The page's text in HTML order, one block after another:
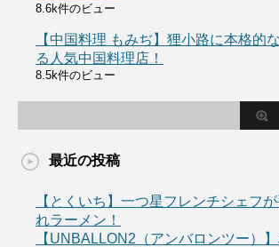
8.6k件のビュー
【中国料理 もみぢ】狸小路に本格的
る人気中国料理店！
8.5k件のビュー
最近の投稿
【とくいち】一つ星フレンチシェフ
れラーメン！
【UNBALLON2（アンバロンツー）